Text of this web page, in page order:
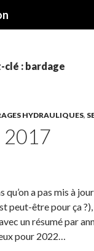
clé : bardage
HYDRAULIQUES,
2017
qu’on a pas mis à
peut-être pour ça
un résumé par
pour 2022…